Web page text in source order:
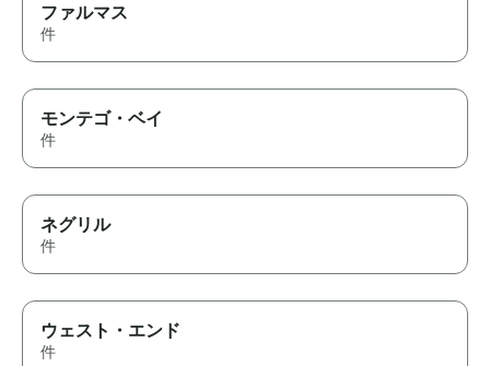
ファルマス
件
モンテゴ・ベイ
件
ネグリル
件
ウェスト・エンド
件